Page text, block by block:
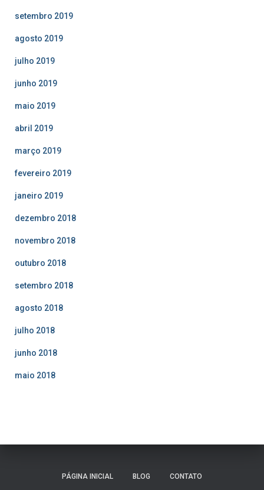
setembro 2019
agosto 2019
julho 2019
junho 2019
maio 2019
abril 2019
março 2019
fevereiro 2019
janeiro 2019
dezembro 2018
novembro 2018
outubro 2018
setembro 2018
agosto 2018
julho 2018
junho 2018
maio 2018
PÁGINA INICIAL BLOG CONTATO